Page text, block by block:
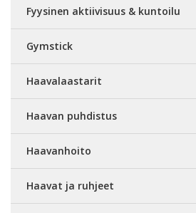
Fyysinen aktiivisuus & kuntoilu
Gymstick
Haavalaastarit
Haavan puhdistus
Haavanhoito
Haavat ja ruhjeet